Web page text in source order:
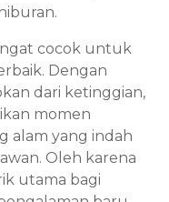
cocok untuk
Dengan
dari ketinggian,
momen
alam yang indah
Oleh karena
utama bagi